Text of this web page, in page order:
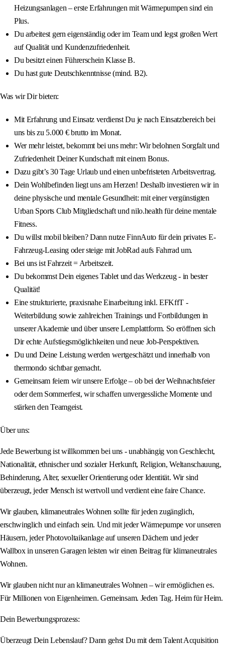
Heizungsanlagen – erste Erfahrungen mit Wärmepumpen sind ein
Plus.
Du arbeitest gern eigenständig oder im Team und legst großen Wert
auf Qualität und Kundenzufriedenheit.
Du besitzt einen Führerschein Klasse B.
Du hast gute Deutschkenntnisse (mind. B2).
Was wir Dir bieten:
Mit Erfahrung und Einsatz verdienst Du je nach Einsatzbereich bei
uns bis zu 5.000 € brutto im Monat.
Wer mehr leistet, bekommt bei uns mehr: Wir belohnen Sorgfalt und
Zufriedenheit Deiner Kundschaft mit einem Bonus.
Dazu gibt’s 30 Tage Urlaub und einen unbefristeten Arbeitsvertrag.
Dein Wohlbefinden liegt uns am Herzen! Deshalb investieren wir in
deine physische und mentale Gesundheit: mit einer vergünstigten
Urban Sports Club Mitgliedschaft und nilo.health für deine mentale
Fitness.
Du willst mobil bleiben? Dann nutze FinnAuto für dein privates E-
Fahrzeug-Leasing oder steige mit JobRad aufs Fahrrad um.
Bei uns ist Fahrzeit = Arbeitszeit.
Du bekommst Dein eigenes Tablet und das Werkzeug - in bester
Qualität!
Eine strukturierte, praxisnahe Einarbeitung inkl. EFKffT -
Weiterbildung sowie zahlreichen Trainings und Fortbildungen in
unserer Akademie und über unsere Lernplattform. So eröffnen sich
Dir echte Aufstiegsmöglichkeiten und neue Job-Perspektiven.
Du und Deine Leistung werden wertgeschätzt und innerhalb von
thermondo sichtbar gemacht.
Gemeinsam feiern wir unsere Erfolge – ob bei der Weihnachtsfeier
oder dem Sommerfest, wir schaffen unvergessliche Momente und
stärken den Teamgeist.
Über uns:
Jede Bewerbung ist willkommen bei uns - unabhängig von Geschlecht,
Nationalität, ethnischer und sozialer Herkunft, Religion, Weltanschauung,
Behinderung, Alter, sexueller Orientierung oder Identität. Wir sind
überzeugt, jeder Mensch ist wertvoll und verdient eine faire Chance.
Wir glauben, klimaneutrales Wohnen sollte für jeden zugänglich,
erschwinglich und einfach sein. Und mit jeder Wärmepumpe vor unseren
Häusern, jeder Photovoltaikanlage auf unseren Dächern und jeder
Wallbox in unseren Garagen leisten wir einen Beitrag für klimaneutrales
Wohnen.
Wir glauben nicht nur an klimaneutrales Wohnen – wir ermöglichen es.
Für Millionen von Eigenheimen. Gemeinsam. Jeden Tag. Heim für Heim.
Dein Bewerbungsprozess:
Überzeugt Dein Lebenslauf? Dann gehst Du mit dem Talent Acquisition